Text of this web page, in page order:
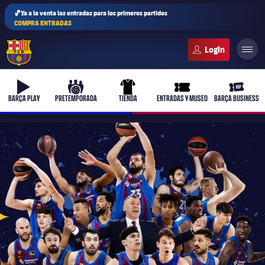
🏀Ya a la venta las entradas para los primeros partidos
COMPRA ENTRADAS
b-play
BARÇA PLAY
culers-ball
PRETEMPORADA
uniform
TIENDA
ticket-full
ENTRADAS Y MUSEO
ticket-
BARÇA BUSINESS